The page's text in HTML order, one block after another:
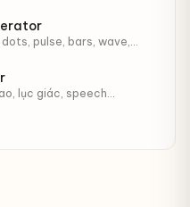
pulse, bars, wave,
lục giác, speech